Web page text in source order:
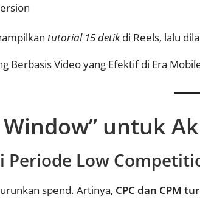
tutorial 15 detikdi Reels, lalu
Berbasis Video yang Efektif di Era
untuk
Low
spend. Artinya, CPC dan CPM